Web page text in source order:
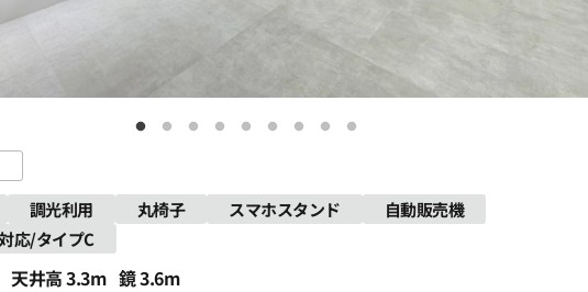
調光利用 丸椅子 スマホスタンド
自動販売機
応/タイプC
天井高 3.3m 鏡 3.6m